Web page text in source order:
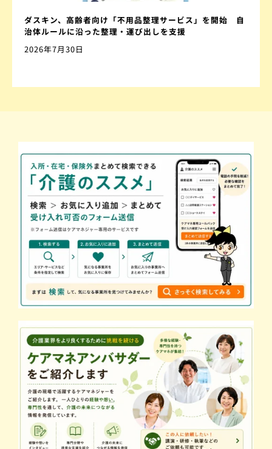
ダスキン、高齢者向け「不用品整理サービス」を開始 自
治体ルールに沿った整理・運び出しを支援
2026年7月30日